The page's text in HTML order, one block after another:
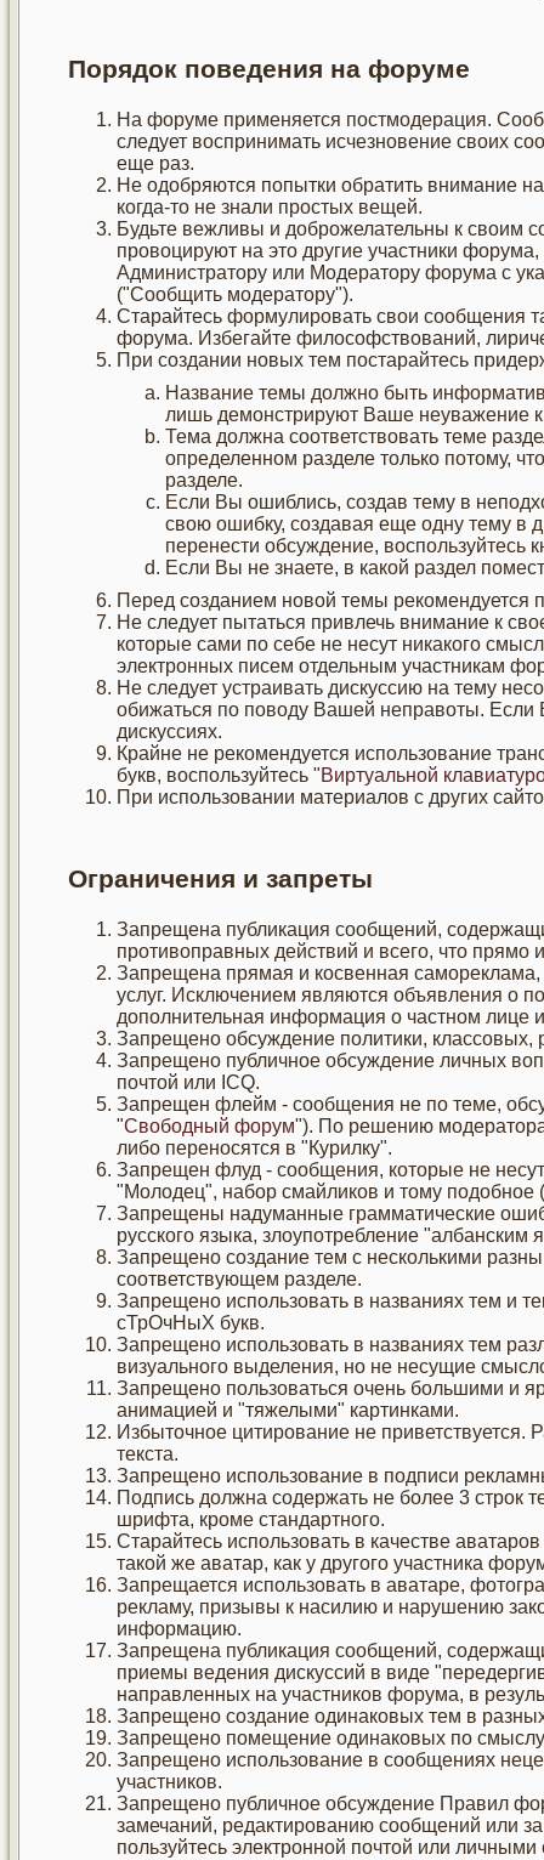
Порядок поведения на форуме
На форуме применяется постмодерация.
следует воспринимать исчезновение своих
еще раз.
Не одобряются попытки обратить внимание
когда-то не знали простых вещей.
Будьте вежливы и доброжелательны к своим
провоцируют на это другие участники
Администратору или Модератору форума с
("Сообщить модератору").
Старайтесь формулировать свои сообщения
форума. Избегайте философствований,
При создании новых тем постарайтесь
Название темы должно быть
лишь демонстрируют Ваше неуважение
Тема должна соответствовать теме
определенном разделе только потому,
разделе.
Если Вы ошиблись, создав тему в
свою ошибку, создавая еще одну тему в
перенести обсуждение,
Если Вы не знаете, в какой раздел
Перед созданием новой темы
Не следует пытаться привлечь внимание к
которые сами по себе не несут никакого
электронных писем отдельным участникам
Не следует устраивать дискуссию на тему
обижаться по поводу Вашей неправоты. Если
дискуссиях.
Крайне не рекомендуется использование
букв, воспользуйтесь "Виртуальной
При использовании материалов с других
Ограничения и запреты
Запрещена публикация сообщений,
противоправных действий и всего, что
Запрещена прямая и косвенная
услуг. Исключением являются объявления о
дополнительная информация о частном лице
Запрещено обсуждение политики, классовых,
Запрещено публичное обсуждение личных
почтой или ICQ.
Запрещен флейм - сообщения не по теме,
"Свободный форум"). По решению
либо переносятся в "Курилку".
Запрещен флуд - сообщения, которые не
"Молодец", набор смайликов и тому подобное
Запрещены надуманные грамматические
русского языка, злоупотребление "албанским
Запрещено создание тем с несколькими
соответствующем разделе.
Запрещено использовать в названиях тем
сТрОчНыХ букв.
Запрещено использовать в названиях тем
визуального выделения, но не несущие
Запрещено пользоваться очень большими и
анимацией и "тяжелыми" картинками.
Избыточное цитирование не
текста.
Запрещено использование в подписи
Подпись должна содержать не более 3 строк
шрифта, кроме стандартного.
Старайтесь использовать в качестве
такой же аватар, как у другого участника
Запрещается использовать в аватаре,
рекламу, призывы к насилию и нарушению
информацию.
Запрещена публикация сообщений,
приемы ведения дискуссий в виде
направленных на участников форума, в
Запрещено создание одинаковых тем в
Запрещено помещение одинаковых по
Запрещено использование в сообщениях
участников.
Запрещено публичное обсуждение Правил
замечаний, редактированию сообщений или
пользуйтесь электронной почтой или